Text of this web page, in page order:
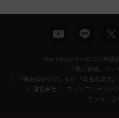
Pearl Abyssサービス利用規
「黒い砂漠」サ
「特定商取引法」及び「資金決済法
運営会社
ファンコンテンツ
クッキーポ